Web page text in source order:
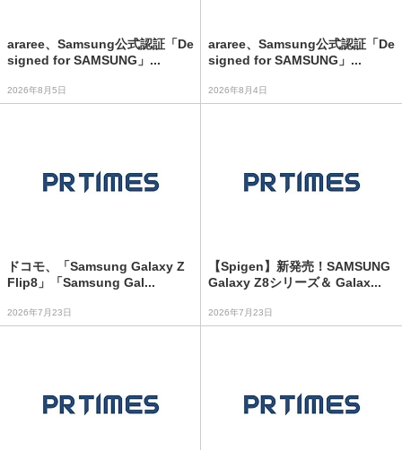
araree、Samsung公式認証「De
signed for SAMSUNG」...
2026年8月5日
araree、Samsung公式認証「De
signed for SAMSUNG」...
2026年8月4日
ドコモ、「Samsung Galaxy Z
Flip8」「Samsung Gal...
2026年7月23日
【Spigen】新発売！SAMSUNG
Galaxy Z8シリーズ＆ Galax...
2026年7月23日